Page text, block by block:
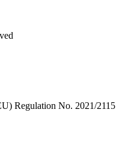
Regulation No. 2021/2115